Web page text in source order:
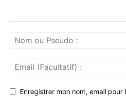
Enregistrer mon nom, email